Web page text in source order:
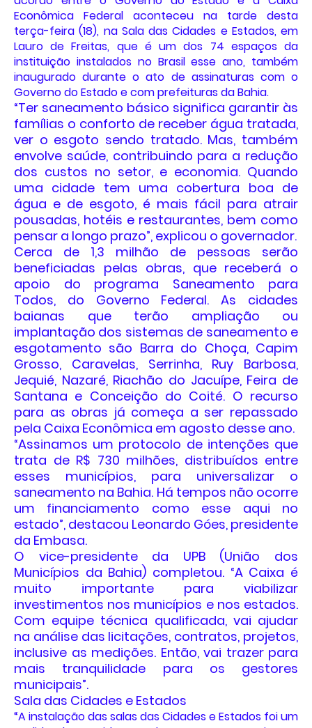
Econômica Federal aconteceu na tarde desta
terça-feira (18), na Sala das Cidades e Estados, em
Lauro de Freitas, que é um dos 74 espaços da
instituição instalados no Brasil esse ano, também
inaugurado durante o ato de assinaturas com o
Governo do Estado e com prefeituras da Bahia.
“Ter saneamento básico significa garantir às
famílias o conforto de receber água tratada,
ver o esgoto sendo tratado. Mas, também
envolve saúde, contribuindo para a redução
dos custos no setor, e economia. Quando
uma cidade tem uma cobertura boa de
água e de esgoto, é mais fácil para atrair
pousadas, hotéis e restaurantes, bem como
pensar a longo prazo”, explicou o governador.
Cerca de 1,3 milhão de pessoas serão
beneficiadas pelas obras, que receberá o
apoio do programa Saneamento para
Todos, do Governo Federal. As cidades
baianas que terão ampliação ou
implantação dos sistemas de saneamento e
esgotamento são Barra do Choça, Capim
Grosso, Caravelas, Serrinha, Ruy Barbosa,
Jequié, Nazaré, Riachão do Jacuípe, Feira de
Santana e Conceição do Coité. O recurso
para as obras já começa a ser repassado
pela Caixa Econômica em agosto desse ano.
“Assinamos um protocolo de intenções que
trata de R$ 730 milhões, distribuídos entre
esses municípios, para universalizar o
saneamento na Bahia. Há tempos não ocorre
um financiamento como esse aqui no
estado”, destacou Leonardo Góes, presidente
da Embasa.
O vice-presidente da UPB (União dos
Municípios da Bahia) completou. “A Caixa é
muito importante para viabilizar
investimentos nos municípios e nos estados.
Com equipe técnica qualificada, vai ajudar
na análise das licitações, contratos, projetos,
inclusive as medições. Então, vai trazer para
mais tranquilidade para os gestores
municipais”.
Sala das Cidades e Estados
“A instalação das salas das Cidades e Estados foi um